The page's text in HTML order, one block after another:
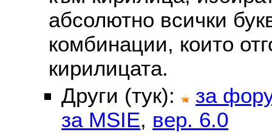
абсолютно всички
комбинации, които
кирилицата.
Други (тук):
за
за MSIE, вер. 6.0